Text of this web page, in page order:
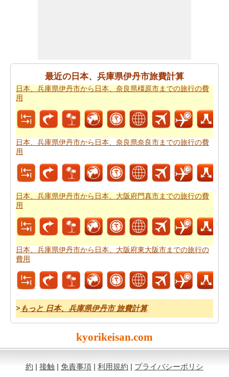
日本、兵庫県伊丹市から日本、奈良県橿原市まで
の飛行時間を得ることができます。
可能性を知りたいことを決定した場合、あなたの日本、
兵庫県伊丹市から日本、奈良県橿原市までの道路ルート
プランを計画し、あなたのルートプランナーを使用する
ことができます。
最近の日本、兵庫県伊丹市旅費計算
日本、兵庫県伊丹市から日本、奈良県橿原市までの旅行の費
用
日本、兵庫県伊丹市から日本、奈良県奈良市までの旅行の費
用
日本、兵庫県伊丹市から日本、大阪府門真市までの旅行の費
用
日本、兵庫県伊丹市から日本、大阪府東大阪市までの旅行の
費用
> もっと 日本、兵庫県伊丹市 旅費計算
kyorikeisan.com
約 | 接触 | 免責事項 | 利用規約 | プライバシーポリシ